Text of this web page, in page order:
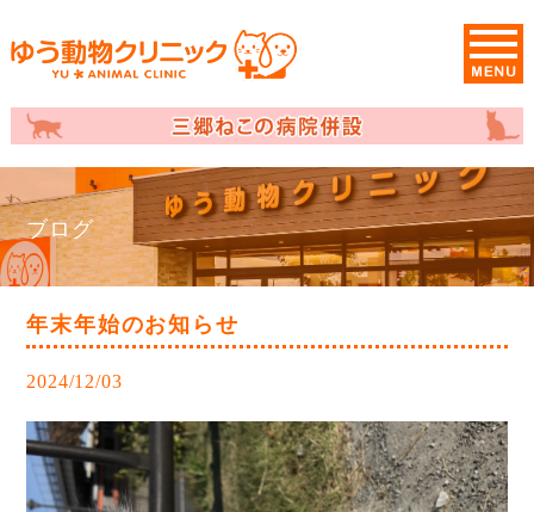
ブログ
年末年始のお知らせ
2024/12/03